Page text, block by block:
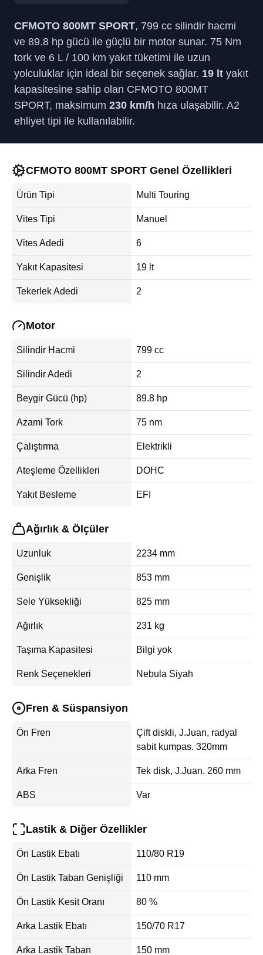
CFMOTO 800MT SPORT, 799 cc silindir hacmi
ve 89.8 hp gücü ile güçlü bir motor sunar. 75 Nm
tork ve 6 L / 100 km yakıt tüketimi ile uzun
yolculuklar için ideal bir seçenek sağlar. 19 lt yakıt
kapasitesine sahip olan CFMOTO 800MT
SPORT, maksimum 230 km/h hıza ulaşabilir. A2
ehliyet tipi ile kullanılabilir.
CFMOTO 800MT SPORT Genel Özellikleri
Ürün Tipi Multi Touring
Vites Tipi Manuel
Vites Adedi 6
Yakıt Kapasitesi 19 lt
Tekerlek Adedi 2
Motor
Silindir Hacmi 799 cc
Silindir Adedi 2
Beygir Gücü (hp) 89.8 hp
Azami Tork 75 nm
Çalıştırma Elektrikli
Ateşleme Özellikleri DOHC
Yakıt Besleme EFI
Ağırlık & Ölçüler
Uzunluk 2234 mm
Genişlik 853 mm
Sele Yüksekliği 825 mm
Ağırlık 231 kg
Taşıma Kapasitesi Bilgi yok
Renk Seçenekleri Nebula Siyah
Fren & Süspansiyon
Ön Fren
Çift diskli, J.Juan, radyal
sabit kumpas. 320mm
Arka Fren Tek disk, J.Juan. 260 mm
ABS Var
Lastik & Diğer Özellikler
Ön Lastik Ebatı 110/80 R19
Ön Lastik Taban Genişliği 110 mm
Ön Lastik Kesit Oranı 80 %
Arka Lastik Ebatı 150/70 R17
Arka Lastik Taban 150 mm